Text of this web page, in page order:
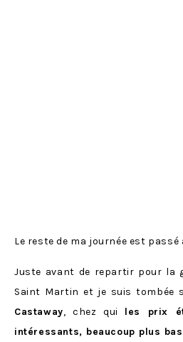
Le reste de ma journée est passé
Juste avant de repartir pour la
Saint Martin et je suis tombée
Castaway, chez qui les prix
intéressants, beaucoup plus